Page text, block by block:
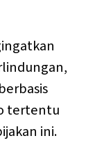
tertentu
ini.